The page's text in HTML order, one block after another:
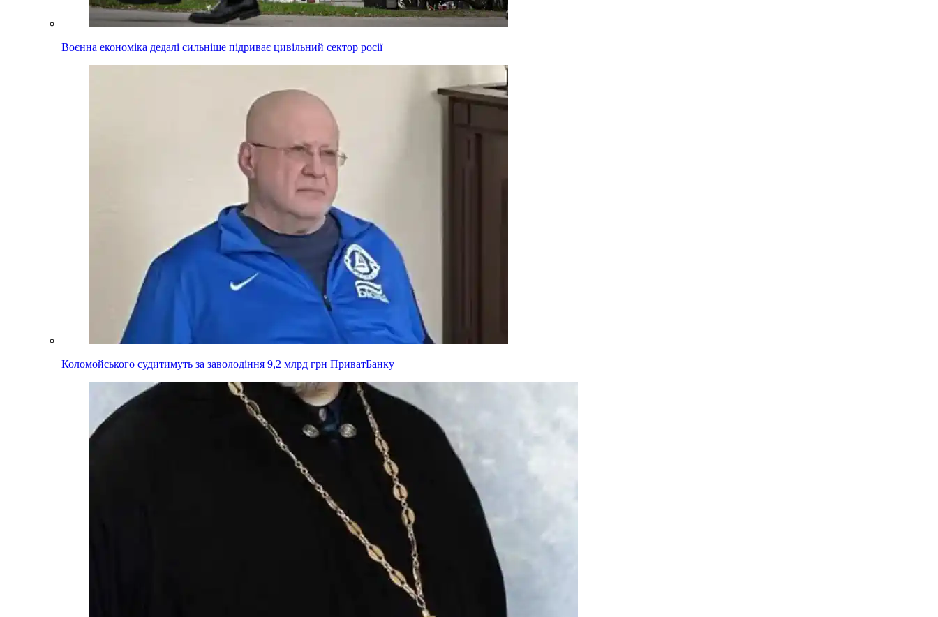
Воєнна економіка дедалі сильніше підриває цивільний сектор росії
Коломойського судитимуть за заволодіння 9,2 млрд грн ПриватБанку